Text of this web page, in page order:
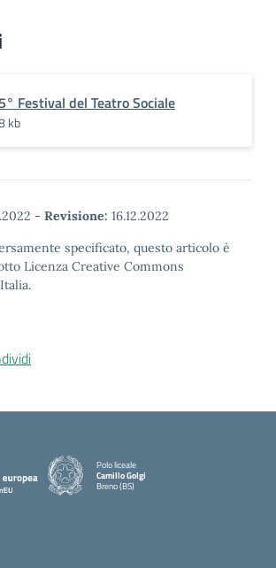
Festival del Teatro Sociale
kb
- Revisione: 16.12.2022
specificato, questo articolo è
Licenza Creative Commons
Polo liceale
Camillo Golgi
Breno (BS)